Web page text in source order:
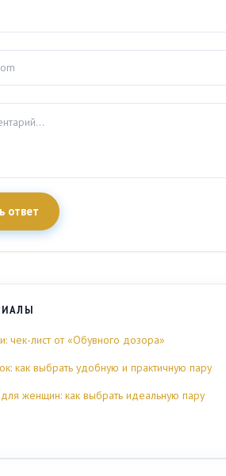
ответ
чек-лист от «Обувного дозора»
как выбрать удобную и практичную пару
для женщин: как выбрать идеальную пару